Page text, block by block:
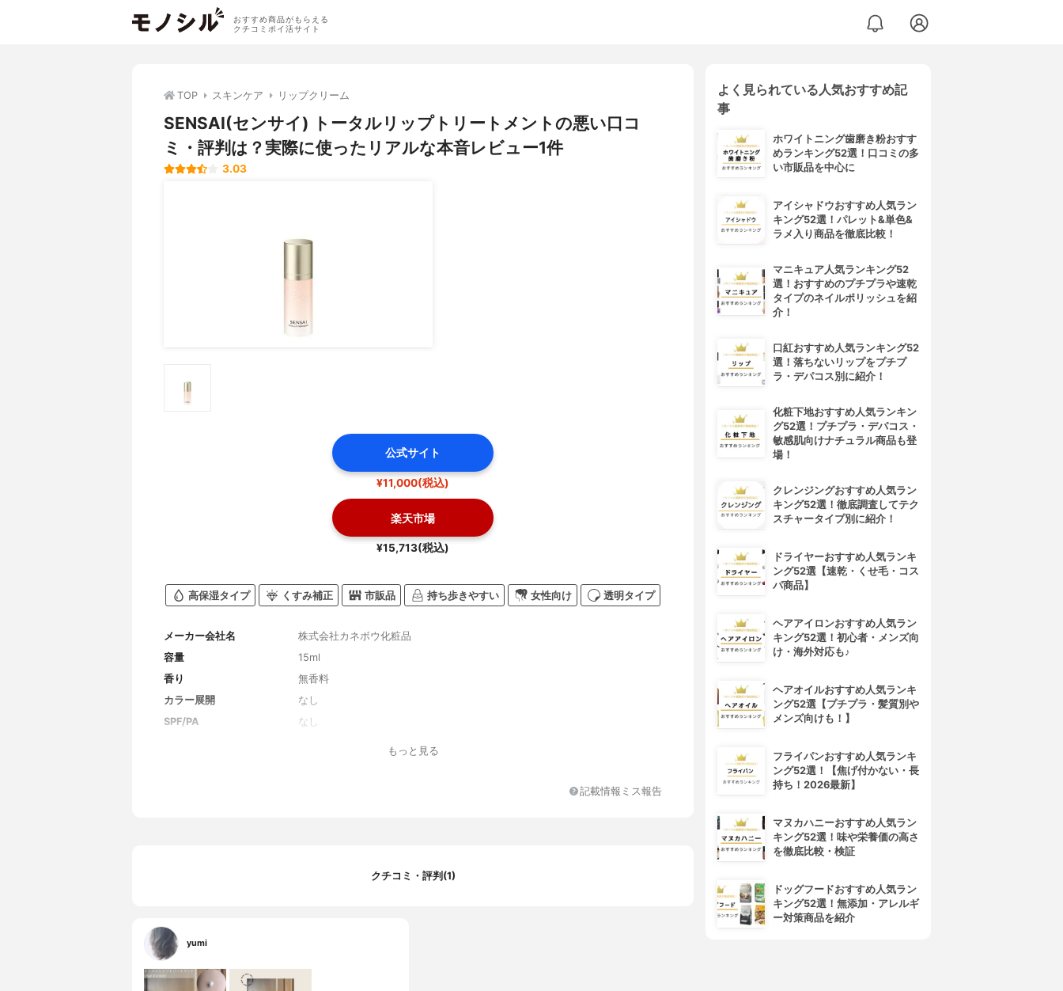
おすすめ商品がもらえる
クチコミポイ活サイト
TOP スキンケア リップクリーム
SENSAI(センサイ) トータルリップトリートメントの悪い口コ
ミ・評判は？実際に使ったリアルな本音レビュー1件
3.03
公式サイト
¥11,000(税込)
楽天市場
¥15,713(税込)
高保湿タイプ くすみ補正 市販品 持ち歩きやすい 女性向け 透明タイプ
メーカー会社名
株式会社カネボウ化粧品
容量
15ml
香り
無香料
カラー展開
なし
SPF/PA
なし
水、水添ポリデセン、グリセリン、マルチトール、ＤＰＧ、ベヘニルアルコー
ル、トリエチルヘキサノイン、ミツロウ、ステアリン酸グリセリル、ヒドロキ
スリチル、マイクロクリスタリンワックス、ＢＧ、パルミチン酸セチル、ジメ
分解シルク、ユズ果皮エキス、メマツヨイグサ種子エキス、酵母エキス、エチ
もっと見る
記載情報ミス報告
クチコミ・評判(1)
yumi
よく見られている人気おすすめ記
事
ホワイトニング歯磨き粉おすす
めランキング52選！口コミの多
い市販品を中心に
アイシャドウおすすめ人気ラン
キング52選！パレット&単色&
ラメ入り商品を徹底比較！
マニキュア人気ランキング52
選！おすすめのプチプラや速乾
タイプのネイルポリッシュを紹
介！
口紅おすすめ人気ランキング52
選！落ちないリップをプチプ
ラ・デパコス別に紹介！
化粧下地おすすめ人気ランキン
グ52選！プチプラ・デパコス・
敏感肌向けナチュラル商品も登
場！
クレンジングおすすめ人気ラン
キング52選！徹底調査してテク
スチャータイプ別に紹介！
ドライヤーおすすめ人気ランキ
ング52選【速乾・くせ毛・コス
パ商品】
ヘアアイロンおすすめ人気ラン
キング52選！初心者・メンズ向
け・海外対応も♪
ヘアオイルおすすめ人気ランキ
ング52選【プチプラ・髪質別や
メンズ向けも！】
フライパンおすすめ人気ランキ
ング52選！【焦げ付かない・長
持ち！2026最新】
マヌカハニーおすすめ人気ラン
キング52選！味や栄養価の高さ
を徹底比較・検証
ドッグフードおすすめ人気ラン
キング52選！無添加・アレルギ
ー対策商品を紹介